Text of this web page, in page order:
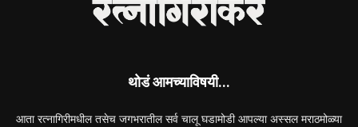
थोडं आमच्याविषयी...
आता रत्नागिरीमधील तसेच जगभरातील सर्व चालू घडामोडी आपल्या अस्सल मराठमोळ्या